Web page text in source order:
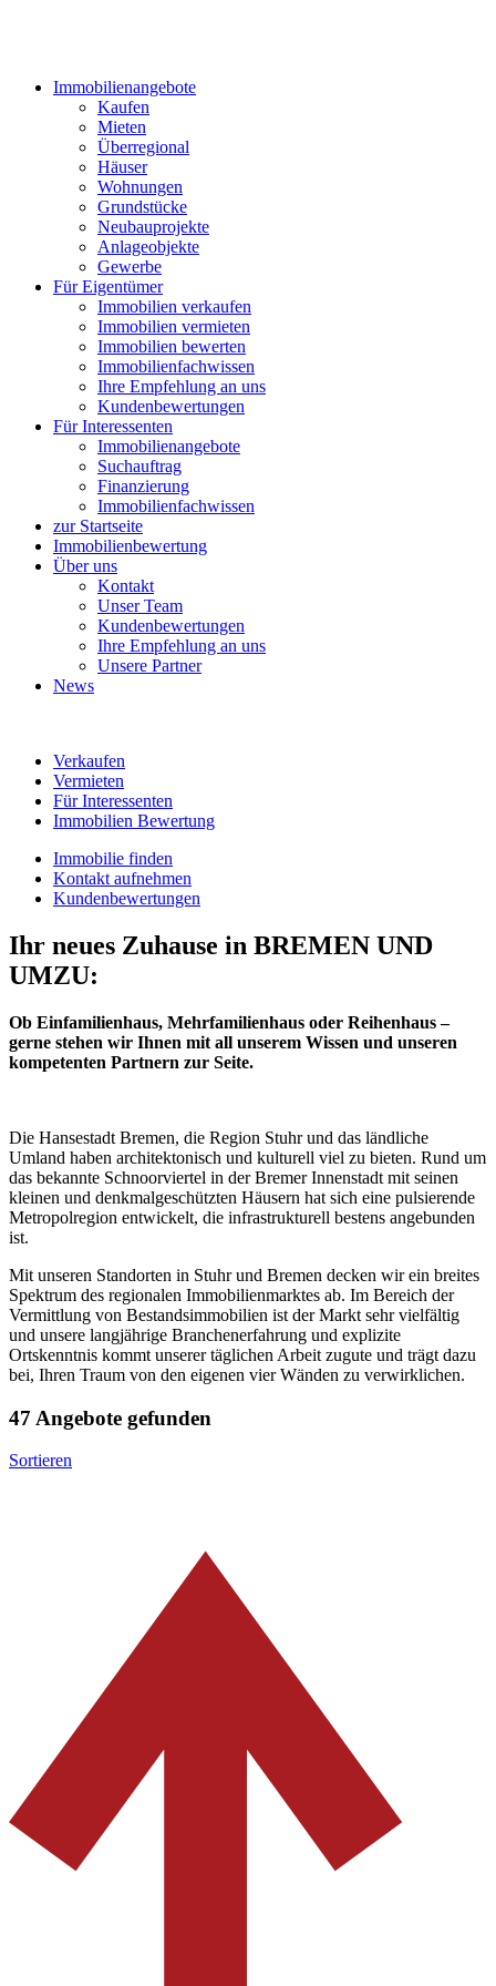
Immobilienangebote
Kaufen
Mieten
Überregional
Häuser
Wohnungen
Grundstücke
Neubauprojekte
Anlageobjekte
Gewerbe
Für Eigentümer
Immobilien verkaufen
Immobilien vermieten
Immobilien bewerten
Immobilienfachwissen
Ihre Empfehlung an uns
Kundenbewertungen
Für Interessenten
Immobilienangebote
Suchauftrag
Finanzierung
Immobilienfachwissen
zur Startseite
Immobilienbewertung
Über uns
Kontakt
Unser Team
Kundenbewertungen
Ihre Empfehlung an uns
Unsere Partner
News
Verkaufen
Vermieten
Für Interessenten
Immobilien Bewertung
Immobilie finden
Kontakt aufnehmen
Kundenbewertungen
Ihr neues Zuhause in BREMEN UND
UMZU:
Ob Einfamilienhaus, Mehrfamilienhaus oder Reihenhaus –
gerne stehen wir Ihnen mit all unserem Wissen und unseren
kompetenten Partnern zur Seite.
Die Hansestadt Bremen, die Region Stuhr und das ländliche
Umland haben architektonisch und kulturell viel zu bieten. Rund um
das bekannte Schnoorviertel in der Bremer Innenstadt mit seinen
kleinen und denkmalgeschützten Häusern hat sich eine pulsierende
Metropolregion entwickelt, die infrastrukturell bestens angebunden
ist.
Mit unseren Standorten in Stuhr und Bremen decken wir ein breites
Spektrum des regionalen Immobilienmarktes ab. Im Bereich der
Vermittlung von Bestandsimmobilien ist der Markt sehr vielfältig
und unsere langjährige Branchenerfahrung und explizite
Ortskenntnis kommt unserer täglichen Arbeit zugute und trägt dazu
bei, Ihren Traum von den eigenen vier Wänden zu verwirklichen.
47 Angebote gefunden
Sortieren